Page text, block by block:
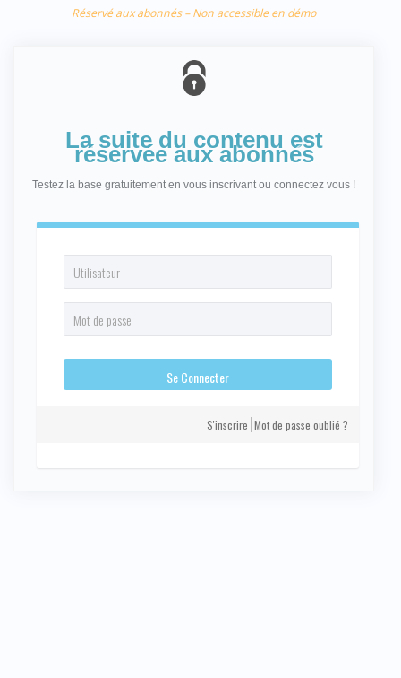
Réservé aux abonnés – Non accessible en démo
La suite du contenu est
réservée aux abonnés
Testez la base gratuitement en vous inscrivant ou connectez vous !
S'inscrire Mot de passe oublié ?